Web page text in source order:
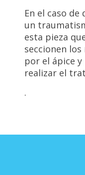
En el caso
un
esta pieza
seccionen los
por el ápice
realizar el
.